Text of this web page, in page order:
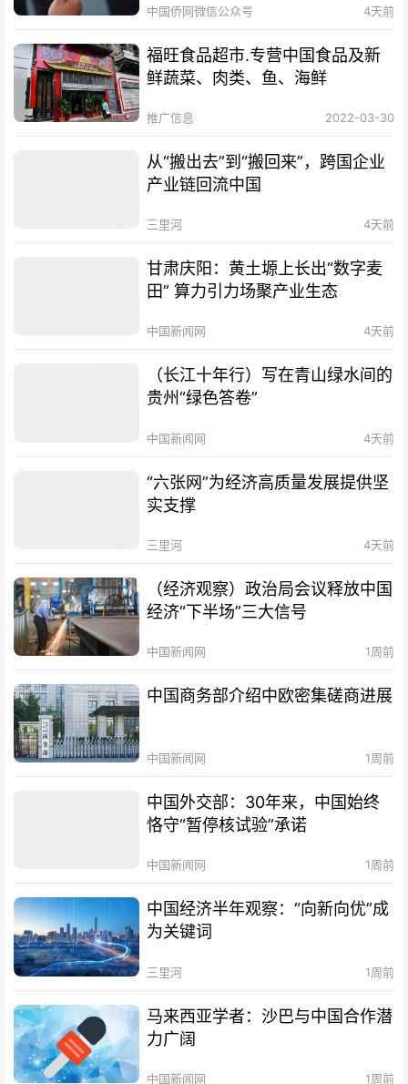
中国侨网微信公众号 4天前
福旺食品超市.专营中国食品及新
鲜蔬菜、肉类、鱼、海鲜
推广信息 2022-03-30
从“搬出去”到“搬回来”，跨国企业
产业链回流中国
三里河 4天前
甘肃庆阳：黄土塬上长出“数字麦
田” 算力引力场聚产业生态
中国新闻网 4天前
（长江十年行）写在青山绿水间的
贵州“绿色答卷”
中国新闻网 4天前
“六张网”为经济高质量发展提供坚
实支撑
三里河 4天前
（经济观察）政治局会议释放中国
经济“下半场”三大信号
中国新闻网 1周前
中国商务部介绍中欧密集磋商进展
中国新闻网 1周前
中国外交部：30年来，中国始终
恪守“暂停核试验”承诺
中国新闻网 1周前
中国经济半年观察：“向新向优”成
为关键词
三里河 1周前
马来西亚学者：沙巴与中国合作潜
力广阔
中国新闻网 1周前